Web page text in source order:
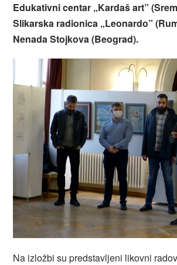
Edukativni centar „Kardaš art”
Slikarska radionica „Leonardo”
Nenada Stojkova (Beograd).
Na izložbi su predstavljeni likovni